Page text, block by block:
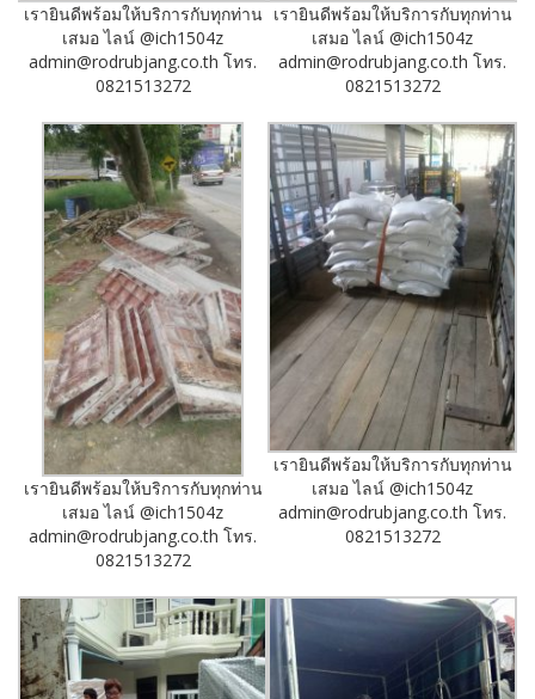
เรายินดีพร้อมให้บริการกับทุกท่าน
เสมอ ไลน์ @ich1504z
admin@rodrubjang.co.th โทร.
0821513272
เรายินดีพร้อมให้บริการกับทุกท่าน
เสมอ ไลน์ @ich1504z
admin@rodrubjang.co.th โทร.
0821513272
เรายินดีพร้อมให้บริการกับทุกท่าน
เสมอ ไลน์ @ich1504z
admin@rodrubjang.co.th โทร.
0821513272
เรายินดีพร้อมให้บริการกับทุกท่าน
เสมอ ไลน์ @ich1504z
admin@rodrubjang.co.th โทร.
0821513272